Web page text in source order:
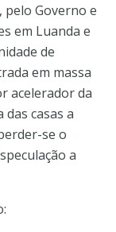
pelo Governo e
em Luanda e
de
em massa
acelerador da
casas a
se o
a